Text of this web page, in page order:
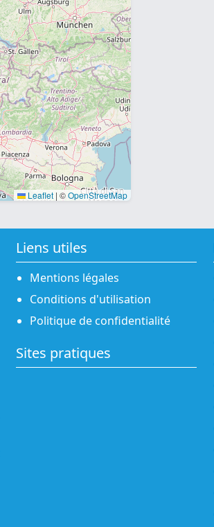
Leaflet | ©OpenStreetMap
Liens utiles
Mentions légales
Conditions d'utilisation
Politique de confidentialité
Sites pratiques